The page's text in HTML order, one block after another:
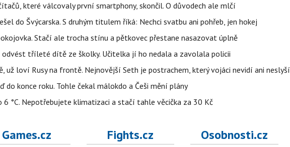
které válcovaly první smartphony, skončil. O důvodech ale mlčí
do Švýcarska. S druhým titulem říká: Nechci svatbu ani pohřeb, jen hokej
Stačí ale trocha stínu a pětkovec přestane nasazovat úplně
tříleté dítě ze školky. Učitelka jí ho nedala a zavolala policii
už loví Rusy na frontě. Nejnovější Seth je postrachem, který vojáci nevidí ani neslyší
konce roku. Tohle čekal málokdo a Češi mění plány
6 °C. Nepotřebujete klimatizaci a stačí tahle věcička za 30 Kč
Games.cz Fights.cz Osobnosti.cz